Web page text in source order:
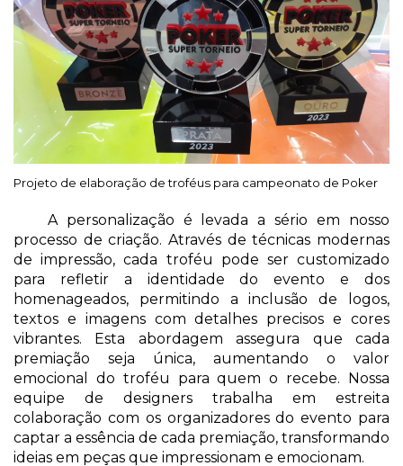
Projeto de elaboração de troféus para campeonato de Poker
A personalização é levada a sério em nosso
processo de criação. Através de técnicas modernas
de impressão, cada troféu pode ser customizado
para refletir a identidade do evento e dos
homenageados, permitindo a inclusão de logos,
textos e imagens com detalhes precisos e cores
vibrantes. Esta abordagem assegura que cada
premiação seja única, aumentando o valor
emocional do troféu para quem o recebe. Nossa
equipe de designers trabalha em estreita
colaboração com os organizadores do evento para
captar a essência de cada premiação, transformando
ideias em peças que impressionam e emocionam.